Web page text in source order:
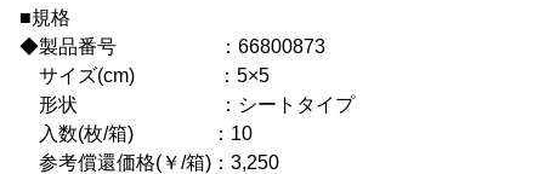
■規格
◆製品番号 ：66800873
サイズ(cm) ：5×5
形状 ：シートタイプ
入数(枚/箱) ：10
参考償還価格(￥/箱)：3,250